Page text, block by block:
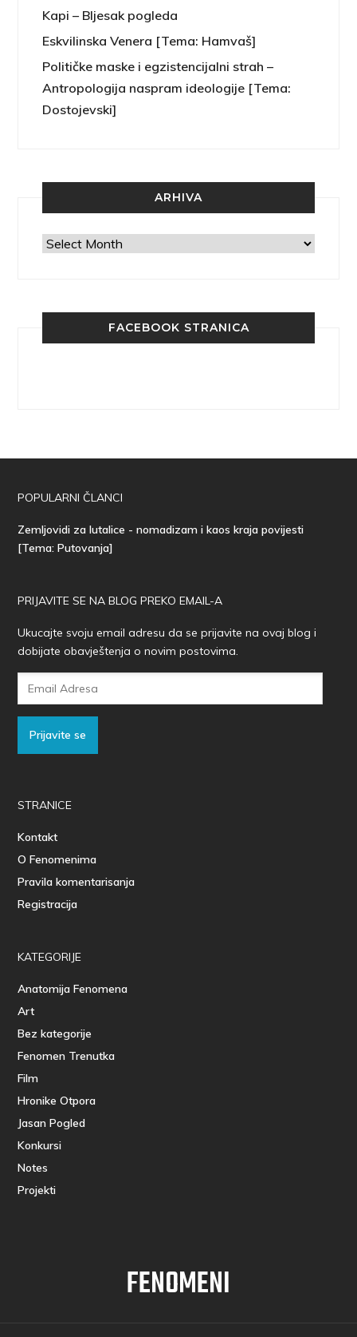
Kapi – Bljesak pogleda
Eskvilinska Venera [Tema: Hamvaš]
Političke maske i egzistencijalni strah –
Antropologija naspram ideologije [Tema:
Dostojevski]
ARHIVA
Arhiva
FACEBOOK STRANICA
POPULARNI ČLANCI
Zemljovidi za lutalice - nomadizam i kaos kraja povijesti
[Tema: Putovanja]
PRIJAVITE SE NA BLOG PREKO EMAIL-A
Ukucajte svoju email adresu da se prijavite na ovaj blog i
dobijate obavještenja o novim postovima.
Prijavite se
STRANICE
Kontakt
O Fenomenima
Pravila komentarisanja
Registracija
KATEGORIJE
Anatomija Fenomena
Art
Bez kategorije
Fenomen Trenutka
Film
Hronike Otpora
Jasan Pogled
Konkursi
Notes
Projekti
FENOMENI